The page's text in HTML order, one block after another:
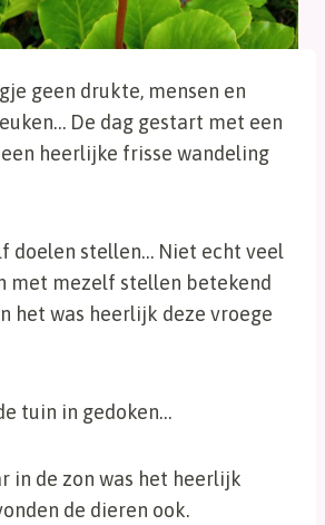
geen drukte, mensen en
De dag gestart met een
heerlijke frisse wandeling
doelen stellen… Niet echt veel
met mezelf stellen betekend
het was heerlijk deze vroege
tuin in gedoken…
in de zon was het heerlijk
de dieren ook.